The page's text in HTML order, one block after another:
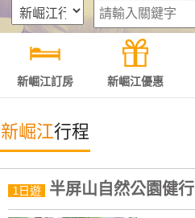
灣
訂
房
直接跟飯店訂房HOT
特
色
新崛江訂房 新崛江優惠
新崛江行程
1日遊 半屏山自然公園健行